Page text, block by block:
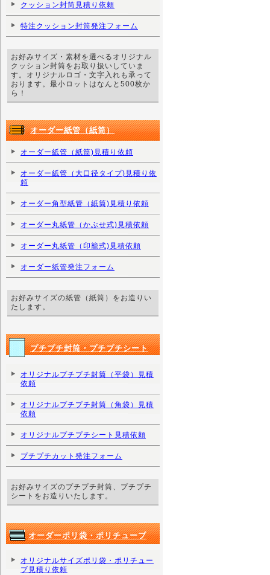
クッション封筒見積り依頼
特注クッション封筒発注フォーム
お好みサイズ・素材を選べるオリジナル
クッション封筒をお取り扱いしていま
す。オリジナルロゴ・文字入れも承って
おります。最小ロットはなんと500枚か
ら！
オーダー紙管（紙筒）
オーダー紙管（紙筒)見積り依頼
オーダー紙管（大口径タイプ)見積り依
頼
オーダー角型紙管（紙筒)見積り依頼
オーダー丸紙管（かぶせ式)見積依頼
オーダー丸紙管（印籠式)見積依頼
オーダー紙管発注フォーム
お好みサイズの紙管（紙筒）をお造りい
たします。
プチプチ封筒・プチプチシート
オリジナルプチプチ封筒（平袋）見積
依頼
オリジナルプチプチ封筒（角袋）見積
依頼
オリジナルプチプチシート見積依頼
プチプチカット発注フォーム
お好みサイズのプチプチ封筒、プチプチ
シートをお造りいたします。
オーダーポリ袋・ポリチューブ
オリジナルサイズポリ袋・ポリチュー
ブ見積り依頼